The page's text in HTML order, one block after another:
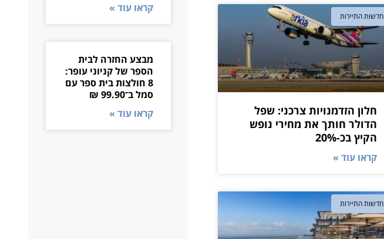
חדשות התיירות
חלון הזדמנויות צרכני: שפל
הדולר חותך את מחירי נופש
הקיץ בכ-20%
קראו עוד »
חדשות התיירות
קראו עוד »
מבצע החזרה לבית
הספר של קניוני עופר:
8 חולצות בית ספר עם
סמל ב־99.90 ₪
קראו עוד »